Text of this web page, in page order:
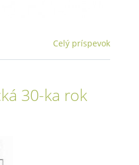
Celý príspevok
30-ka rok